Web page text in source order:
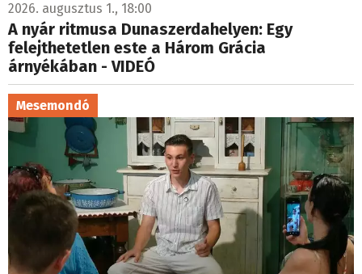
2026. augusztus 1., 18:00
A nyár ritmusa Dunaszerdahelyen: Egy
felejthetetlen este a Három Grácia
árnyékában - VIDEÓ
Mesemondó